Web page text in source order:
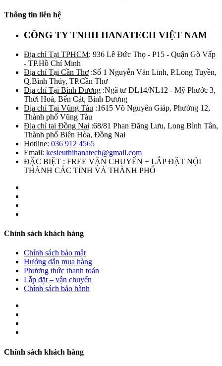
Thông tin liên hệ
CÔNG TY TNHH HANATECH VIỆT NAM
Địa chỉ Tại TPHCM: 936 Lê Đức Thọ - P15 - Quận Gò Vấp
- TP.Hồ Chí Minh
Địa chỉ Tại Cần Thơ:Số 1 Nguyễn Văn Linh, P.Long Tuyền,
Q.Bình Thủy, TP.Cần Thơ
Địa chỉ Tại Bình Dương :Ngã tư DL14/NL12 - Mỹ Phước 3,
Thới Hoà, Bến Cát, Bình Dương
Địa chỉ Tại Vũng Tàu :1615 Võ Nguyên Giáp, Phường 12,
Thành phố Vũng Tàu
Địa chỉ tại Đồng Nai :68/81 Phan Đăng Lưu, Long Bình Tân,
Thành phố Biên Hòa, Đồng Nai
Hotline: 036 912 4565
Email: kesieuthihanatech@gmail.com
ĐẶC BIỆT : FREE VẬN CHUYỂN + LẮP ĐẶT NỘI
THÀNH CÁC TỈNH VÀ THÀNH PHỐ
Chính sách khách hàng
Chính sách bảo mật
Hướng dẫn mua hàng
Phương thức thanh toán
Lắp đặt – vận chuyển
Chính sách bảo hành
Chính sách khách hàng